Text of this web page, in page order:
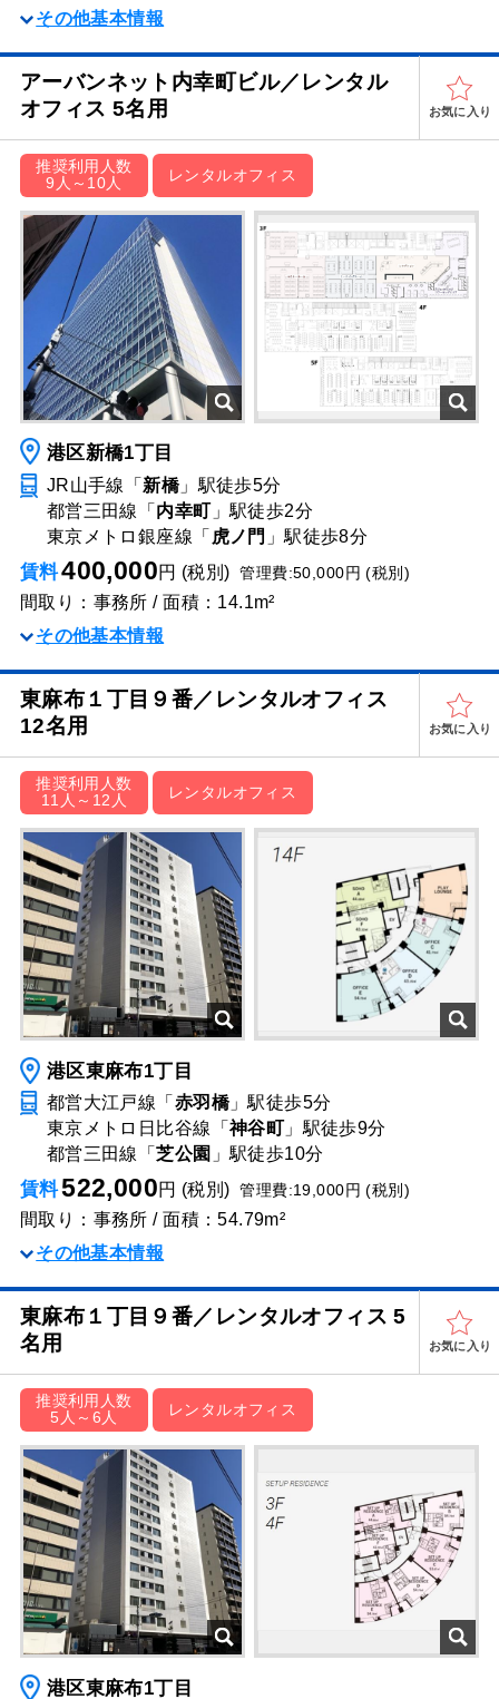
その他基本情報
アーバンネット内幸町ビル／レンタル
オフィス 5名用
お気に入り
推奨利用人数
9人～10人
レンタルオフィス
港区新橋1丁目
JR山手線「 新橋」駅徒歩5分
都営三田線「 内幸町 」駅徒歩2分
東京メトロ銀座線「 虎ノ門 」駅徒歩8分
賃料400,000円 (税別)管理費:50,000円 (税別)
間取り：事務所 / 面積：14.1m²
その他基本情報
東麻布１丁目９番／レンタルオフィス
12名用
お気に入り
推奨利用人数
11人～12人
レンタルオフィス
港区東麻布1丁目
都営大江戸線「 赤羽橋」駅徒歩5分
東京メトロ日比谷線「 神谷町 」駅徒歩9分
都営三田線「芝公園 」駅徒歩10分
賃料522,000円 (税別)管理費:19,000円 (税別)
間取り：事務所 / 面積：54.79m²
その他基本情報
東麻布１丁目９番／レンタルオフィス 5
名用
お気に入り
推奨利用人数
5人～6人
レンタルオフィス
港区東麻布1丁目